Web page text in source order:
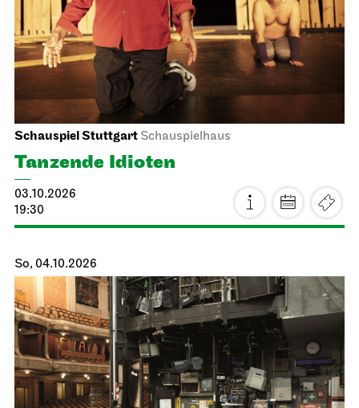
Schauspiel Stuttgart Schauspielhaus
Tanzende Idioten
03.10.2026
19:30
So, 04.10.2026